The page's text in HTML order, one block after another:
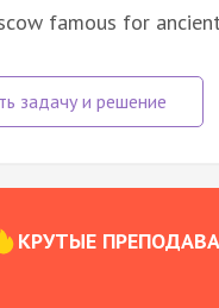
famous for
КРУТЫЕ